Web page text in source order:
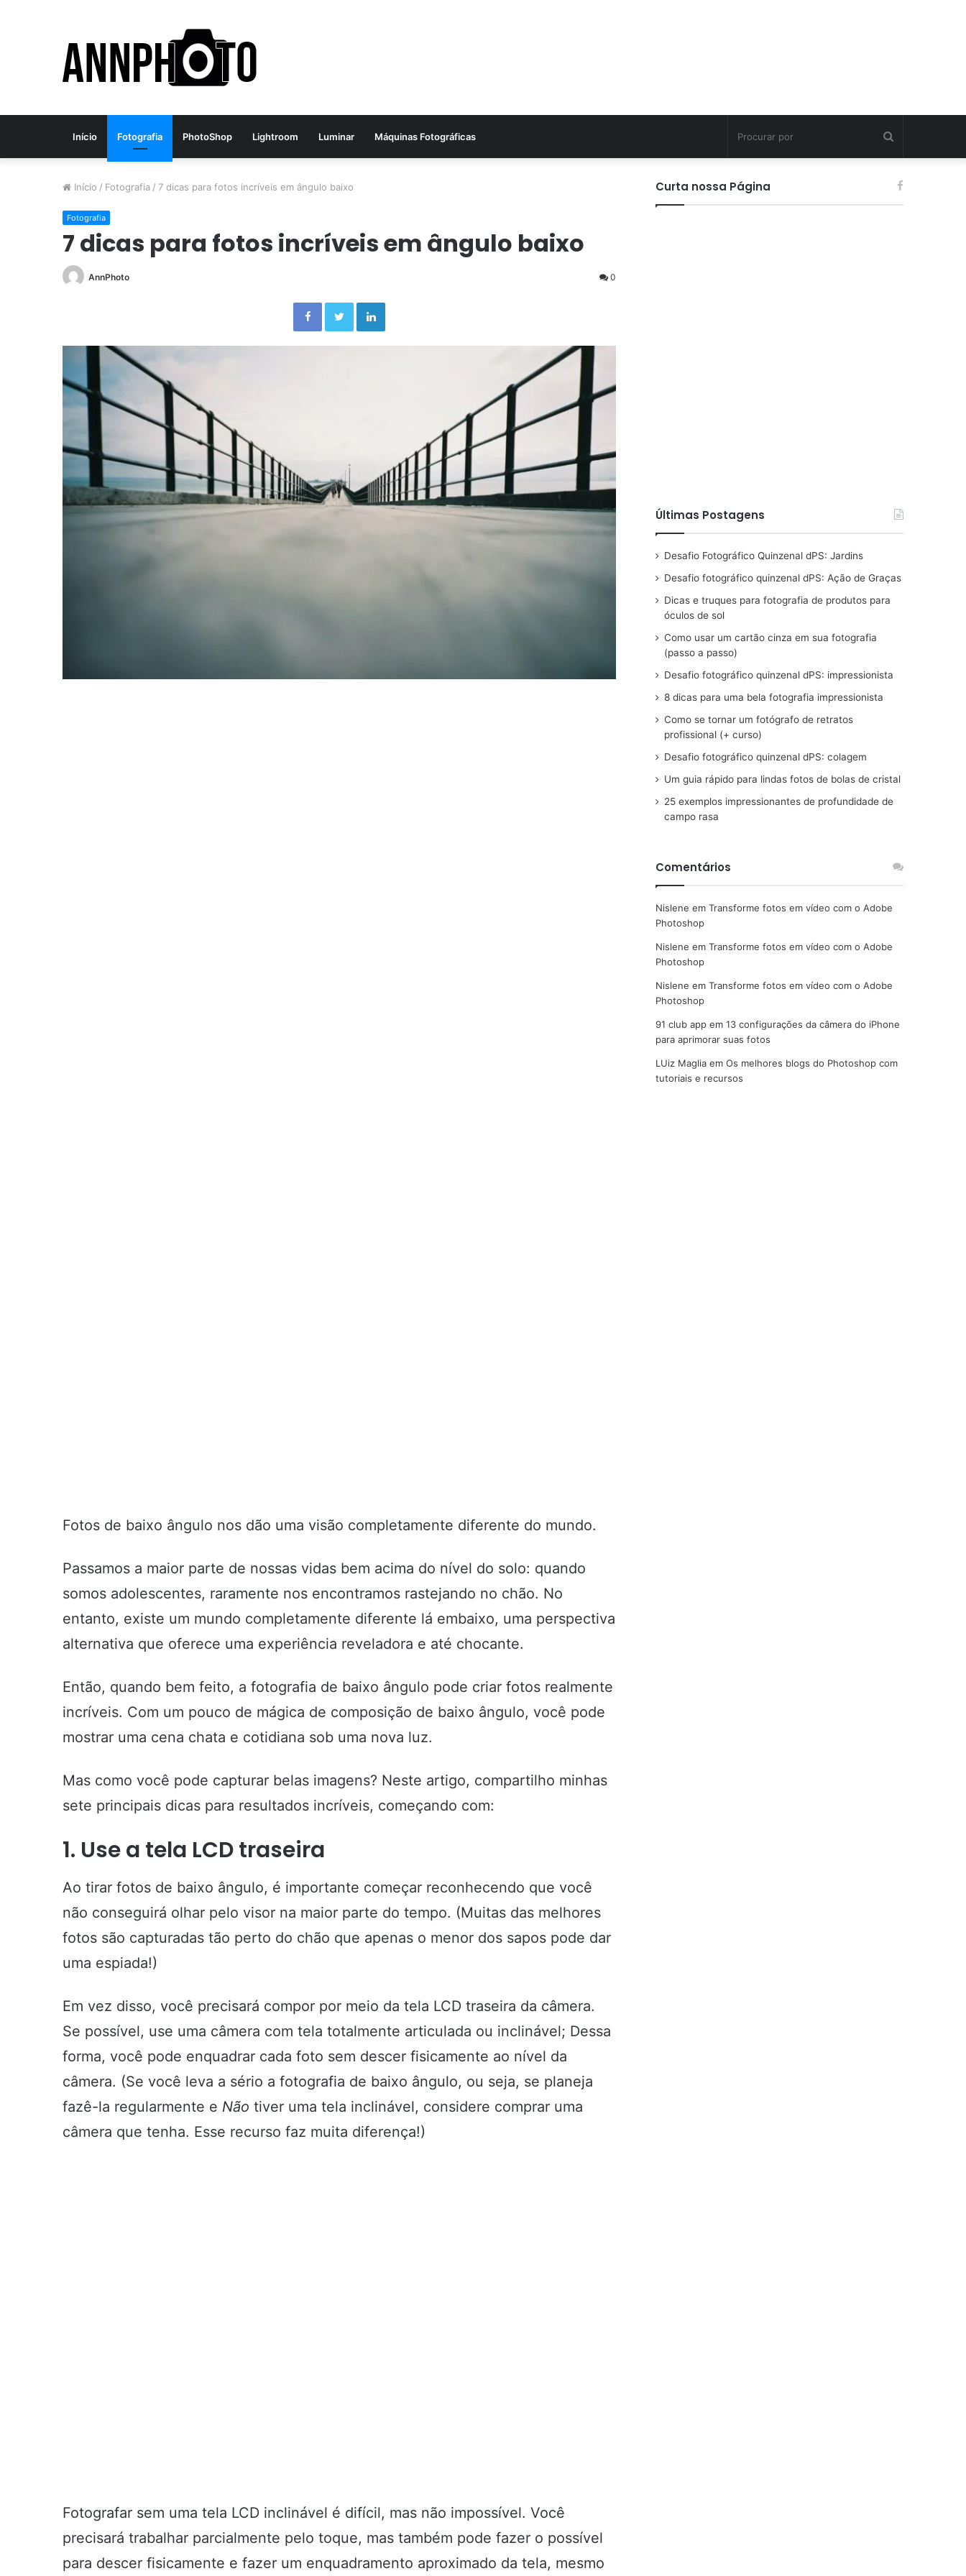
Início Fotografia PhotoShop Lightroom Luminar Máquinas Fotográficas
por
Início / Fotografia / 7 dicas para fotos incríveis em ângulo baixo
Fotografia
7 dicas para fotos incríveis em ângulo baixo
AnnPhoto 0
FacebookTwitterLinkedin
Fotos de baixo ângulo nos dão uma visão completamente diferente do mundo.
Passamos a maior parte de nossas vidas bem acima do nível do solo: quando
somos adolescentes, raramente nos encontramos rastejando no chão. No
entanto, existe um mundo completamente diferente lá embaixo, uma perspectiva
alternativa que oferece uma experiência reveladora e até chocante.
Então, quando bem feito, a fotografia de baixo ângulo pode criar fotos realmente
incríveis. Com um pouco de mágica de composição de baixo ângulo, você pode
mostrar uma cena chata e cotidiana sob uma nova luz.
Mas como você pode capturar belas imagens? Neste artigo, compartilho minhas
sete principais dicas para resultados incríveis, começando com:
1. Use a tela LCD traseira
Ao tirar fotos de baixo ângulo, é importante começar reconhecendo que você
não conseguirá olhar pelo visor na maior parte do tempo. (Muitas das melhores
fotos são capturadas tão perto do chão que apenas o menor dos sapos pode dar
uma espiada!)
Em vez disso, você precisará compor por meio da tela LCD traseira da câmera.
Se possível, use uma câmera com tela totalmente articulada ou inclinável; Dessa
forma, você pode enquadrar cada foto sem descer fisicamente ao nível da
câmera. (Se você leva a sério a fotografia de baixo ângulo, ou seja, se planeja
fazê-la regularmente e Não tiver uma tela inclinável, considere comprar uma
câmera que tenha. Esse recurso faz muita diferença!)
Fotografar sem uma tela LCD inclinável é difícil, mas não impossível. Você
precisará trabalhar parcialmente pelo toque, mas também pode fazer o possível
para descer fisicamente e fazer um enquadramento aproximado da tela, mesmo
Curta nossa Página
Últimas Postagens
Desafio Fotográfico Quinzenal dPS: Jardins
Desafio fotográfico quinzenal dPS: Ação de Graças
Dicas e truques para fotografia de produtos para
óculos de sol
Como usar um cartão cinza em sua fotografia
(passo a passo)
Desafio fotográfico quinzenal dPS: impressionista
8 dicas para uma bela fotografia impressionista
Como se tornar um fotógrafo de retratos
profissional (+ curso)
Desafio fotográfico quinzenal dPS: colagem
Um guia rápido para lindas fotos de bolas de cristal
25 exemplos impressionantes de profundidade de
campo rasa
Comentários
Nislene emTransforme fotos em vídeo com o Adobe
Photoshop
Nislene emTransforme fotos em vídeo com o Adobe
Photoshop
Nislene emTransforme fotos em vídeo com o Adobe
Photoshop
91 club app em13 configurações da câmera do iPhone
para aprimorar suas fotos
LUiz Maglia emOs melhores blogs do Photoshop com
tutoriais e recursos